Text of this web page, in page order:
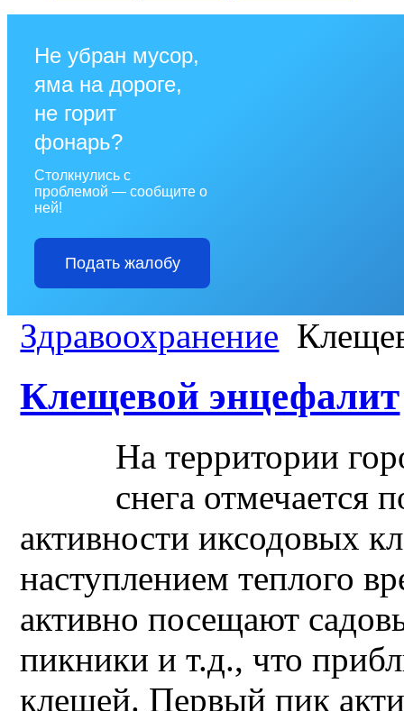
Не убран мусор,
яма на дороге,
не горит
фонарь?
Столкнулись с
проблемой — сообщите о
ней!
Подать жалобу
Здравоохранение
Клещевой энцефалит
На территории
снега отмечается
активности иксодовых
наступлением теплого
активно посещают
пикники и т.д., что
клещей. Первый пик